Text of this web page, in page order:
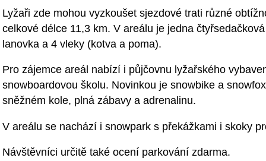
Lyžaři zde mohou vyzkoušet sjezdové trati různé
celkové délce 11,3 km. V areálu je jedna čtyřsedačková
lanovka a 4 vleky (kotva a poma).
Pro zájemce areál nabízí i půjčovnu lyžařského
snowboardovou školu. Novinkou je snowbike a
sněžném kole, plná zábavy a adrenalinu.
V areálu se nachází i snowpark s překážkami i skoky
Návštěvníci určitě také ocení parkování zdarma.